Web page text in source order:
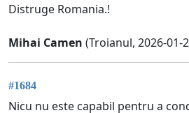
Distruge Romania.!
Mihai Camen (Troianul, 2026-01-
#1684
Nicu nu este capabil pentru a